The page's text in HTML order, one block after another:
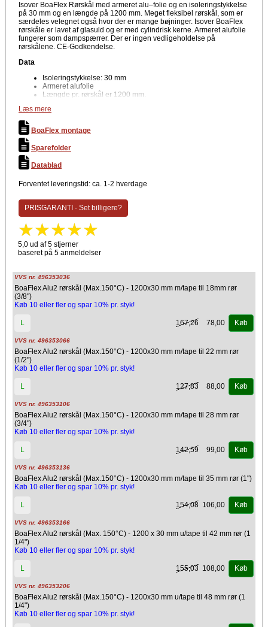
Isover BoaFlex Rørskål med armeret alu–folie og en isoleringstykkelse
på 30 mm og en længde på 1200 mm. Meget fleksibel rørskål, som er
særdeles velegnet også hvor der er mange bøjninger. Isover BoaFlex
rørskåle er lavet af glasuld og er med cylindrisk kerne. Armeret alufolie
fungerer som dampspærrer. Der er ingen vedligeholdelse på
rørskålene. CE-Godkendelse.
Data
Isoleringstykkelse: 30 mm
Armeret alufolie
Længde pr. rørskål er 1200 mm.
Densitet: 35 kg/m³
Indvendig diameter: 18 - 60 mm
CE-Mærkning
Producent
Isover
BoaFlex rørskåle med armeret alufolie er optaget i databasen for
byggerier.
Læs mere
BoaFlex montage
Sparefolder
Datablad
Forventet leveringstid: ca. 1-2 hverdage
PRISGARANTI - Set billigere?
5,0 ud af 5 stjerner
baseret på 5 anmeldelser
VVS nr. 496353036
BoaFlex Alu2 rørskål (Max.150°C) - 1200x30 mm m/tape til 18mm rør
(3/8")
Køb 10 eller fler og spar 10% pr. styk!
L 167,26 78,00 Køb
VVS nr. 496353066
BoaFlex Alu2 rørskål (Max.150°C) - 1200x30 mm m/tape til 22 mm rør
(1/2")
Køb 10 eller fler og spar 10% pr. styk!
L 127,83 88,00 Køb
VVS nr. 496353106
BoaFlex Alu2 rørskål (Max.150°C) - 1200x30 mm m/tape til 28 mm rør
(3/4")
Køb 10 eller fler og spar 10% pr. styk!
L 142,59 99,00 Køb
VVS nr. 496353136
BoaFlex Alu2 rørskål (Max.150°C) - 1200x30 mm m/tape til 35 mm rør (1")
Køb 10 eller fler og spar 10% pr. styk!
L 154,08 106,00 Køb
VVS nr. 496353166
BoaFlex Alu2 rørskål (Max. 150°C) - 1200 x 30 mm u/tape til 42 mm rør (1
1/4")
Køb 10 eller fler og spar 10% pr. styk!
L 155,03 108,00 Køb
VVS nr. 496353206
BoaFlex Alu2 rørskål (Max.150°C) - 1200x30 mm u/tape til 48 mm rør (1
1/4")
Køb 10 eller fler og spar 10% pr. styk!